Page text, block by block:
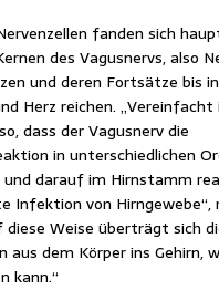
fanden sich
des Vagusnervs, also
und deren Fortsätze bis
Herz reichen.
dass der Vagusnerv die
in unterschiedlichen
und darauf im Hirnstamm
Infektion von Hirngewebe“,
diese Weise überträgt sich
aus dem Körper ins Gehirn,
kann.“